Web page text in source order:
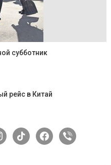
субботник
рейс в Китай
tiktok facebook
viber